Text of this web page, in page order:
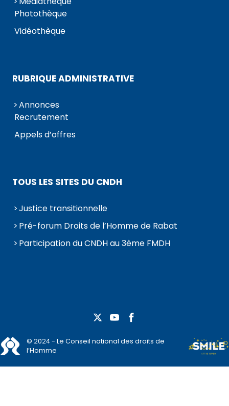
Photothèque
Vidéothèque
RUBRIQUE ADMINISTRATIVE
Annonces
Recrutement
Appels d’offres
TOUS LES SITES DU CNDH
Justice transitionnelle
Pré-forum Droits de l’Homme de Rabat
Participation du CNDH au 3ème FMDH
© 2024 - Le Conseil national des droits de
l’Homme